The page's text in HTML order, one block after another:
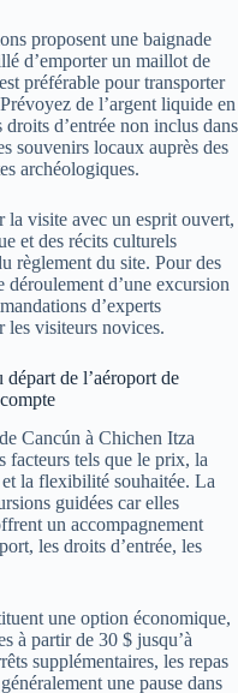
proposent une baignade
d’emporter un maillot de
préférable pour transporter
de l’argent liquide en
d’entrée non inclus dans
souvenirs locaux auprès des
archéologiques.
la visite avec un esprit ouvert,
et des récits culturels
règlement du site. Pour des
déroulement d’une excursion
d’experts
les visiteurs novices.
de l’aéroport de
Cancún à Chichen Itza
facteurs tels que le prix, la
la flexibilité souhaitée. La
guidées car elles
un accompagnement
les droits d’entrée, les
une option économique,
à partir de 30 $ jusqu’à
supplémentaires, les repas
une pause dans